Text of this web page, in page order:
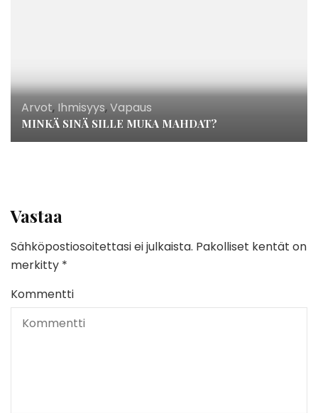
Arvot, Ihmisyys,Vapaus
MINKÄ SINÄ SILLE MUKA MAHDAT?
Vastaa
Sähköpostiosoitettasi ei julkaista. Pakolliset kentät on
merkitty *
Kommentti